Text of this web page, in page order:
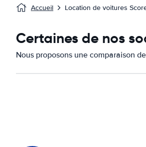
Accueil Location de voitures
Certaines de nos
Nous proposons une comparaison